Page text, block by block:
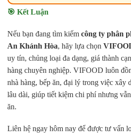
🎯 Kết Luận
Nếu bạn đang tìm kiếm công ty phân
An Khánh Hòa, hãy lựa chọn
uy tín, chủng loại đa dạng, giá thành
hàng chuyên nghiệp. VIFOOD luôn
nhà hàng, bếp ăn, đại lý trong việc xây
lâu dài, giúp tiết kiệm chi phí nhưng
ăn.
Liên hệ ngay hôm nay để được tư vấn